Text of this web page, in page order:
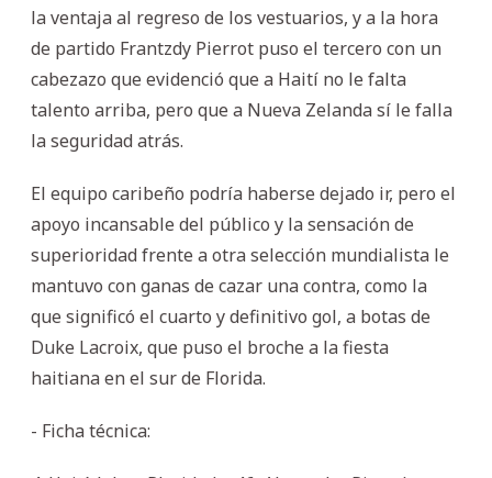
la ventaja al regreso de los vestuarios, y a la hora
de partido Frantzdy Pierrot puso el tercero con un
cabezazo que evidenció que a Haití no le falta
talento arriba, pero que a Nueva Zelanda sí le falla
la seguridad atrás.
El equipo caribeño podría haberse dejado ir, pero el
apoyo incansable del público y la sensación de
superioridad frente a otra selección mundialista le
mantuvo con ganas de cazar una contra, como la
que significó el cuarto y definitivo gol, a botas de
Duke Lacroix, que puso el broche a la fiesta
haitiana en el sur de Florida.
- Ficha técnica: